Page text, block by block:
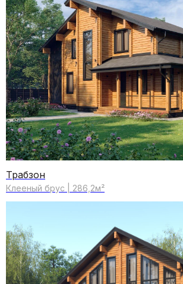
Трабзон
Клееный брус | 286,2м²
Преимущества клееного
бруса в проекте дома до 300
м²
Данный материал идеально сочетает в себе эстетику
натурального дерева и высокие технические
характеристики. Для проектов домов площадью от
200 до 300 м² клееный брус становится особенно
рациональным выбором: благодаря стабильной
геометрии, он позволяет точно реализовать
архитектурные решения без усадки и деформаций.
Отличные теплоизоляционные свойства снижают
энергозатраты, а естественная текстура древесины
делает возможным отказ от внутренней и внешней
отделки. Такой подход не только ускоряет сроки
реализации, но и придает дому выразительный,
завершенный облик уже на этапе строительства.
[ ПОЧЕМУ МЫ ]
Надежность и качество –
наш приоритет